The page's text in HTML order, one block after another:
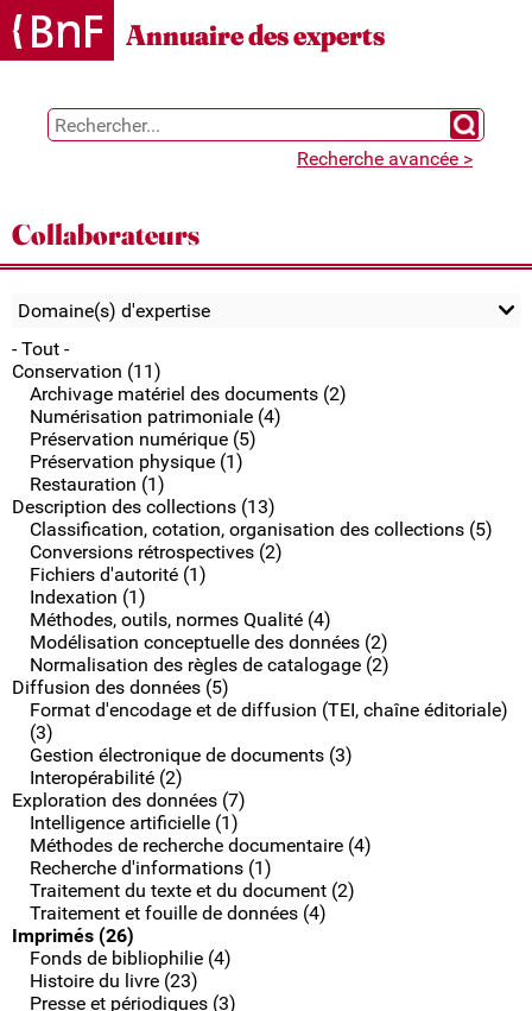
Gestion des cookies
Annuaire des experts
Chercher
Recherche avancée >
Collaborateurs
Domaine(s) d'expertise
- Tout -
Conservation (11)
Archivage matériel des documents (2)
Numérisation patrimoniale (4)
Préservation numérique (5)
Préservation physique (1)
Restauration (1)
Description des collections (13)
Classification, cotation, organisation des collections (5)
Conversions rétrospectives (2)
Fichiers d'autorité (1)
Indexation (1)
Méthodes, outils, normes Qualité (4)
Modélisation conceptuelle des données (2)
Normalisation des règles de catalogage (2)
Diffusion des données (5)
Format d'encodage et de diffusion (TEI, chaîne éditoriale)
(3)
Gestion électronique de documents (3)
Interopérabilité (2)
Exploration des données (7)
Intelligence artificielle (1)
Méthodes de recherche documentaire (4)
Recherche d'informations (1)
Traitement du texte et du document (2)
Traitement et fouille de données (4)
Imprimés (26)
Fonds de bibliophilie (4)
Histoire du livre (23)
Presse et périodiques (3)